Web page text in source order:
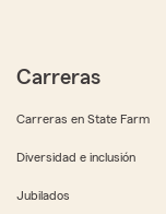
Carreras
Carreras en State Farm
Diversidad e inclusión
Jubilados